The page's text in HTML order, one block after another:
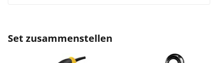
Set zusammenstellen